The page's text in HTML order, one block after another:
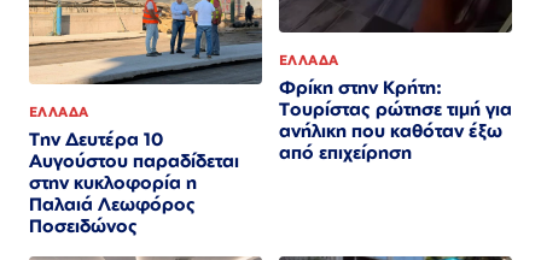
ΕΛΛΑΔΑ
Την Δευτέρα 10
Αυγούστου παραδίδεται
στην κυκλοφορία η
Παλαιά Λεωφόρος
Ποσειδώνος
ΕΛΛΑΔΑ
Φρίκη στην Κρήτη:
Τουρίστας ρώτησε τιμή για
ανήλικη που καθόταν έξω
από επιχείρηση